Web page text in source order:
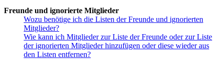
Freunde und ignorierte Mitglieder
Wozu benötige ich die Listen der Freunde und ignorierten
Mitglieder?
Wie kann ich Mitglieder zur Liste der Freunde oder zur Liste
der ignorierten Mitglieder hinzufügen oder diese wieder aus
den Listen entfernen?